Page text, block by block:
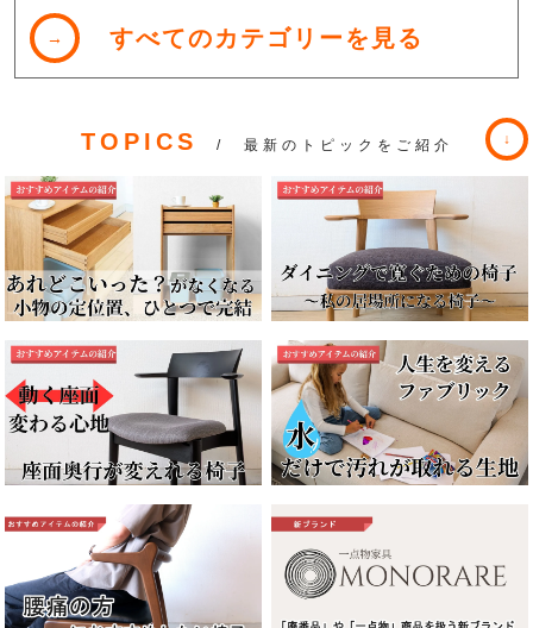
すべてのカテゴリーを見る
TOPICS / 最新のトピックをご紹介